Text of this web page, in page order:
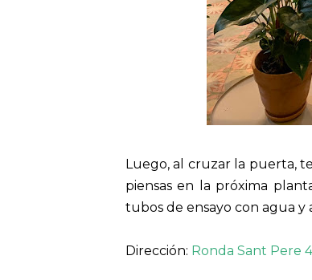
Luego, al cruzar la puerta,
piensas en la próxima
tubos de ensayo con agua y
Dirección: Ronda Sant Pere